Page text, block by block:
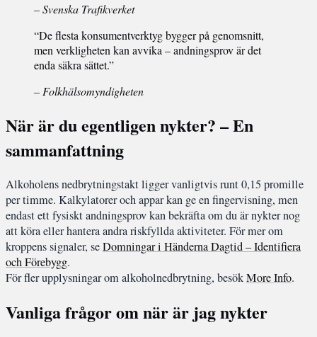
– Svenska Trafikverket
“De flesta konsumentverktyg bygger på genomsnitt,
men verkligheten kan avvika – andningsprov är det
enda säkra sättet.”
– Folkhälsomyndigheten
När är du egentligen nykter? – En
sammanfattning
Alkoholens nedbrytningstakt ligger vanligtvis runt 0,15 promille
per timme. Kalkylatorer och appar kan ge en fingervisning, men
endast ett fysiskt andningsprov kan bekräfta om du är nykter nog
att köra eller hantera andra riskfyllda aktiviteter. För mer om
kroppens signaler, seDomningar i Händerna Dagtid – Identifiera
och Förebygg.
För fler upplysningar om alkoholnedbrytning, besökMore Info.
Vanliga frågor om när är jag nykter